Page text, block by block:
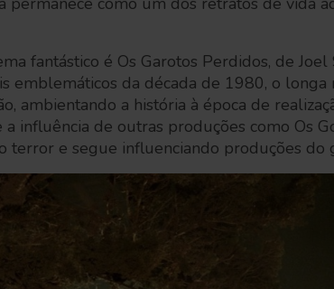
fantástico é Os Garotos Perdidos, de Joel
emblemáticos da década de 1980, o
ambientando a história à época de
influência de outras produções como Os
terror e segue influenciando produções do